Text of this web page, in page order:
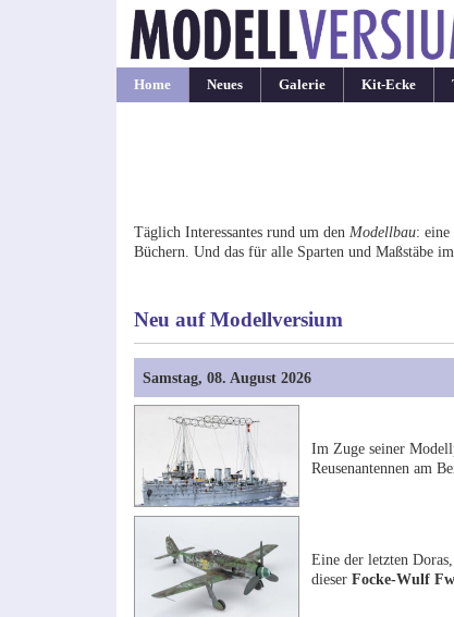
Home Neues Galerie Kit-Ecke
Täglich Interessantes rund um den Modellbau: eine
Büchern. Und das für alle Sparten und Maßstäbe
Neu auf Modellversium
Samstag, 08. August 2026
Im Zuge seiner
Reusenantennen am
Eine der letzten
dieser Focke-Wulf